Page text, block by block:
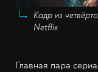
Кадр из
Netflix
Главная пара